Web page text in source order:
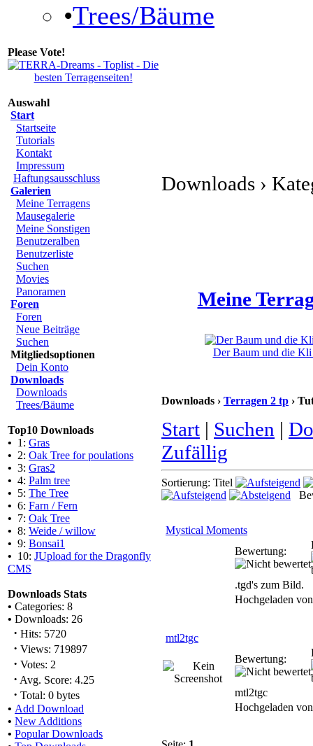
•Trees/Bäume
Please Vote!
Auswahl
Start
Startseite
Tutorials
Kontakt
Impressum
Haftungsausschluss
Galerien
Meine Terragens
Mausegalerie
Meine Sonstigen
Benutzeralben
Benutzerliste
Suchen
Movies
Panoramen
Foren
Foren
Neue Beiträge
Suchen
Mitgliedsoptionen
Dein Konto
Downloads
Downloads
Trees/Bäume
Top10 Downloads
• 1: Gras
• 2: Oak Tree for poulations
• 3: Gras2
• 4: Palm tree
• 5: The Tree
• 6: Farn / Fern
• 7: Oak Tree
• 8: Weide / willow
• 9: Bonsai1
• 10: JUpload for the Dragonfly
CMS
Downloads Stats
• Categories: 8
• Downloads: 26
· Hits: 5720
· Views: 719897
· Votes: 2
· Avg. Score: 4.25
· Total: 0 bytes
• Add Download
• New Additions
• Popular Downloads
Downloads ›
Meine
Der Baum und die Kli
Downloads › Terragen 2 tp ›
Start | Suchen |
Zufällig
Sortierung: Titel
Mystical Moments
Bewertung:
.tgd's zum Bild.
Hochgeladen
mtl2tgc
Bewertung:
mtl2tgc
Hochgeladen